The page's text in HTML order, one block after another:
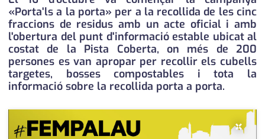
societat
successos
urbanisme
editorial
«Porta'ls a la porta» per a la recollida de les cinc
fraccions de residus amb un acte oficial i amb
l'obertura del punt d'informació estable ubicat al
costat de la Pista Coberta, on més de 200
persones es van apropar per recollir els cubells
targetes, bosses compostables i tota la
informació sobre la recollida porta a porta.
×